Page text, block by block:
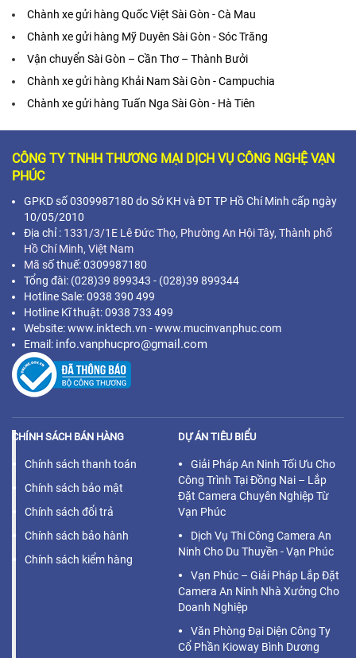
Chành xe gửi hàng Quốc Việt Sài Gòn - Cà Mau
Chành xe gửi hàng Mỹ Duyên Sài Gòn - Sóc Trăng
Vận chuyển Sài Gòn – Cần Thơ – Thành Bưởi
Chành xe gửi hàng Khải Nam Sài Gòn - Campuchia
Chành xe gửi hàng Tuấn Nga Sài Gòn - Hà Tiên
CÔNG TY TNHH THƯƠNG MẠI DỊCH VỤ CÔNG NGHỆ VẠN
PHÚC
GPKD số 0309987180 do Sở KH và ĐT TP Hồ Chí Minh cấp ngày
10/05/2010
Địa chỉ : 1331/3/1E Lê Đức Thọ, Phường An Hội Tây, Thành phố
Hồ Chí Minh, Việt Nam
Mã số thuế: 0309987180
Tổng đài: (028)39 899343 - (028)39 899344
Hotline Sale: 0938 390 499
Hotline Kĩ thuật: 0938 733 499
Website: www.inktech.vn - www.mucinvanphuc.com
Email: info.vanphucpro@gmail.com
CHÍNH SÁCH BÁN HÀNG
Chính sách thanh toán
Chính sách bảo mật
Chính sách đổi trả
Chính sách bảo hành
Chính sách kiểm hàng
DỰ ÁN TIÊU BIỂU
Giải Pháp An Ninh Tối Ưu Cho
Công Trình Tại Đồng Nai – Lắp
Đặt Camera Chuyên Nghiệp Từ
Vạn Phúc
Dịch Vụ Thi Công Camera An
Ninh Cho Du Thuyền - Vạn Phúc
Vạn Phúc – Giải Pháp Lắp Đặt
Camera An Ninh Nhà Xưởng Cho
Doanh Nghiệp
Văn Phòng Đại Diện Công Ty
Cổ Phần Kioway Bình Dương